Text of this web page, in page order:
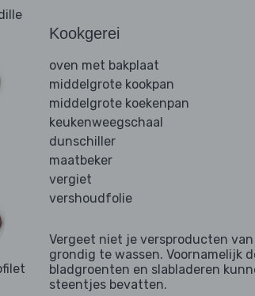
Kookgerei
oven met bakplaat
middelgrote kookpan
middelgrote koekenpan
keukenweegschaal
dunschiller
maatbeker
vergiet
vershoudfolie
Vergeet niet je versproducten
grondig te wassen. Voornamelijk
bladgroenten en slabladeren
steentjes bevatten.